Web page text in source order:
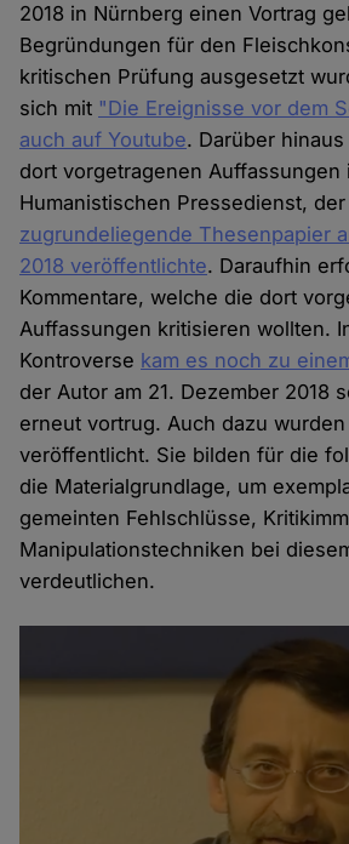
2018 in Nürnberg einen Vortrag
Begründungen für den
kritischen Prüfung ausgesetzt
sich mit "Die Ereignisse vor dem
auch auf Youtube. Darüber
dort vorgetragenen Auffassungen
Humanistischen Pressedienst, der
zugrundeliegende Thesenpapier
2018 veröffentlichte. Daraufhin
Kommentare, welche die dort
Auffassungen kritisieren wollten.
Kontroverse kam es noch zu
der Autor am 21. Dezember 2018
erneut vortrug. Auch dazu
veröffentlicht. Sie bilden für die
die Materialgrundlage, um
gemeinten Fehlschlüsse,
Manipulationstechniken bei
verdeutlichen.